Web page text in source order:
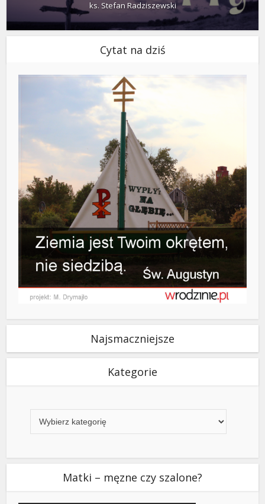
ks. Stefan Radziszewski
Cytat na dziś
Najsmaczniejsze
Kategorie
Matki – męzne czy szalone?